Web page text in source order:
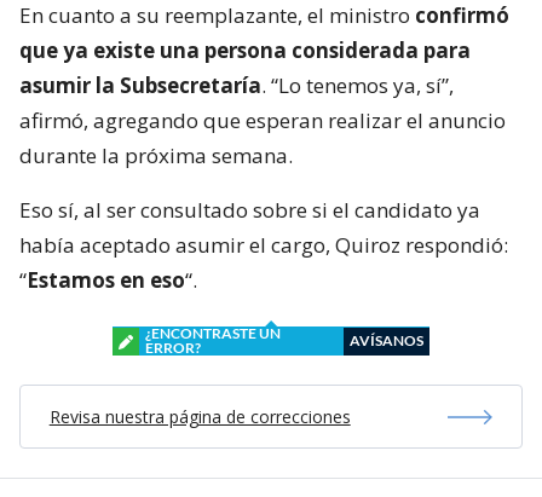
En cuanto a su reemplazante, el ministro confirmó
que ya existe una persona considerada para
asumir la Subsecretaría. “Lo tenemos ya, sí”,
afirmó, agregando que esperan realizar el anuncio
durante la próxima semana.
Eso sí, al ser consultado sobre si el candidato ya
había aceptado asumir el cargo, Quiroz respondió:
“Estamos en eso“.
¿ENCONTRASTE UN
ERROR?
AVÍSANOS
Revisa nuestra página de correcciones